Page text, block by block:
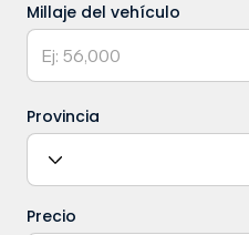
Millaje del vehículo
Provincia
Precio